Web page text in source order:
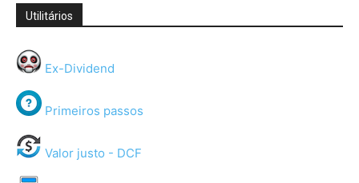
Utilitários
Ex-Dividend
Primeiros passos
Valor justo - DCF